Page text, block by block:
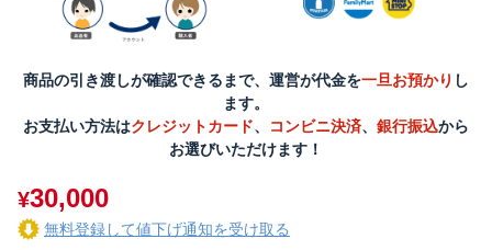
商品の引き渡しが確認できるまで、運営が代金を一旦お預かり し
ます。
お支払い方法はクレジットカード、 コンビニ決済、 銀行振込から
お選びいただけます！
¥30,000
無料登録して値下げ通知を受け取る